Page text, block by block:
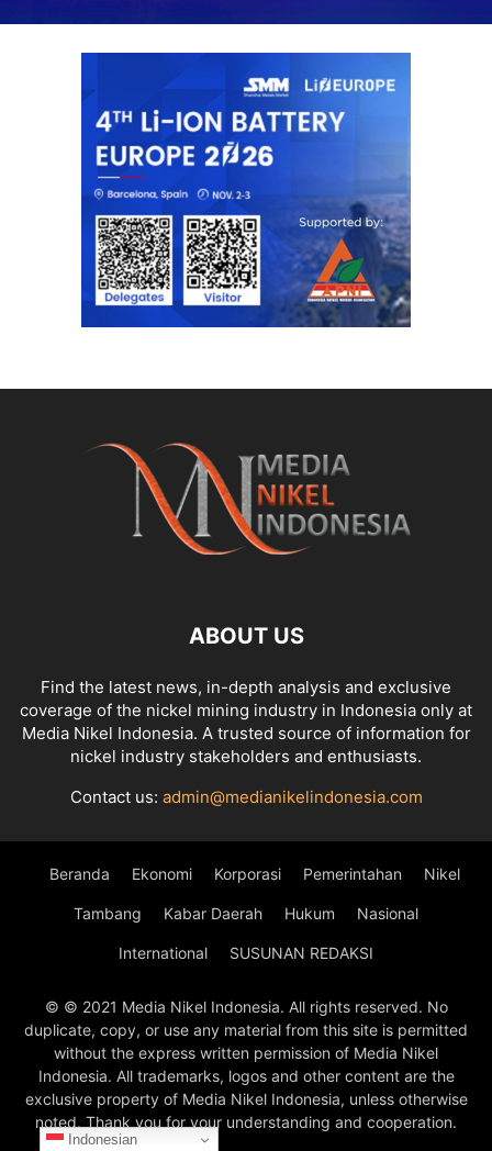
ABOUT US
Find the latest news, in-depth analysis and exclusive
coverage of the nickel mining industry in Indonesia only at
Media Nikel Indonesia. A trusted source of information for
nickel industry stakeholders and enthusiasts.
Contact us: admin@medianikelindonesia.com
Beranda Ekonomi Korporasi Pemerintahan Nikel
Tambang Kabar Daerah Hukum Nasional
International SUSUNAN REDAKSI
© © 2021 Media Nikel Indonesia. All rights reserved. No
duplicate, copy, or use any material from this site is permitted
without the express written permission of Media Nikel
Indonesia. All trademarks, logos and other content are the
exclusive property of Media Nikel Indonesia, unless otherwise
noted. Thank you for your understanding and cooperation.
Indonesian